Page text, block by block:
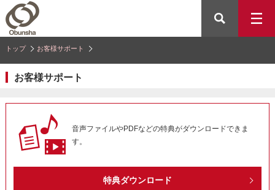
トップ お客様サポート
お客様サポート
音声ファイルやPDFなどの特典がダウンロードできま
す。
特典ダウンロード